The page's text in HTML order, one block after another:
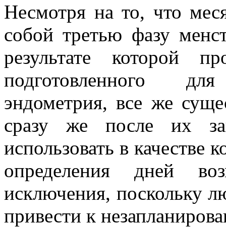
Несмотря на то, что
собой третью фазу
результате которой
подготовленного
эндометрия, все же
сразу же после их
использовать в качестве
определения дней
исключения, поскольку
привести к